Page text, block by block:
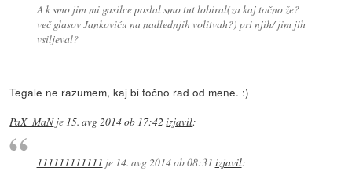
A k smo jim mi gasilce poslal smo tut lobiral(za kaj točno že?
več glasov Jankoviću na nadlednjih volitvah?) pri njih/ jim jih
vsiljeval?
Tegale ne razumem, kaj bi točno rad od mene. :)
PaX_MaNje 15. avg 2014 ob 17:42 izjavil:
111111111111 je 14. avg 2014 ob 08:31 izjavil: